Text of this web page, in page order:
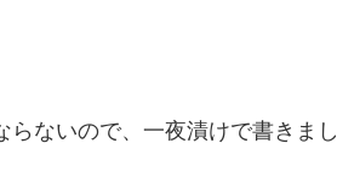
ないので、一夜漬けで書きまし